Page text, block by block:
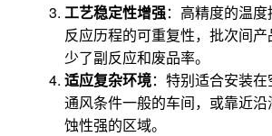
工艺稳定性增强：高精度的温
反应历程的可重复性，批次间
少了副反应和废品率。
适应复杂环境：特别适合安装在
通风条件一般的车间，或靠近
蚀性强的区域。